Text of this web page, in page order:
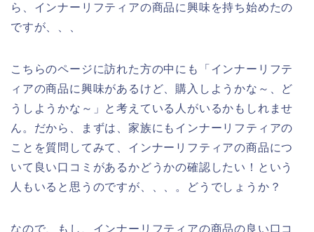
ら、インナーリフティアの商品に興味を持ち始めたの
ですが、、、
こちらのページに訪れた方の中にも「インナーリフテ
ィアの商品に興味があるけど、購入しようかな～、ど
うしようかな～」と考えている人がいるかもしれませ
ん。だから、まずは、家族にもインナーリフティアの
ことを質問してみて、インナーリフティアの商品につ
いて良い口コミがあるかどうかの確認したい！という
人もいると思うのですが、、、。どうでしょうか？
なので、もし、インナーリフティアの商品の良い口コ